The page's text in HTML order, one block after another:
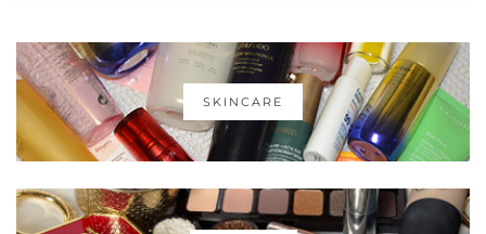
SKINCARE